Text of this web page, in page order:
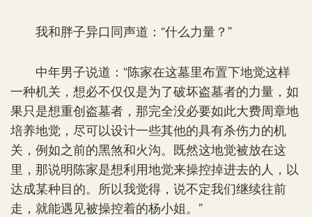
我和胖子异口同声道：“什么力量？”
中年男子说道：“陈家在这墓里布置下地觉这样
一种机关，想必不仅仅是为了破坏盗墓者的力量，如
果只是想重创盗墓者，那完全没必要如此大费周章地
培养地觉，尽可以设计一些其他的具有杀伤力的机
关，例如之前的黑煞和火沟。既然这地觉被放在这
里，那说明陈家是想利用地觉来操控掉进去的人，以
达成某种目的。所以我觉得，说不定我们继续往前
走，就能遇见被操控着的杨小姐。”